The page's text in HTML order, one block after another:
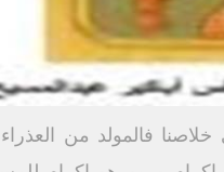
فالمولد من